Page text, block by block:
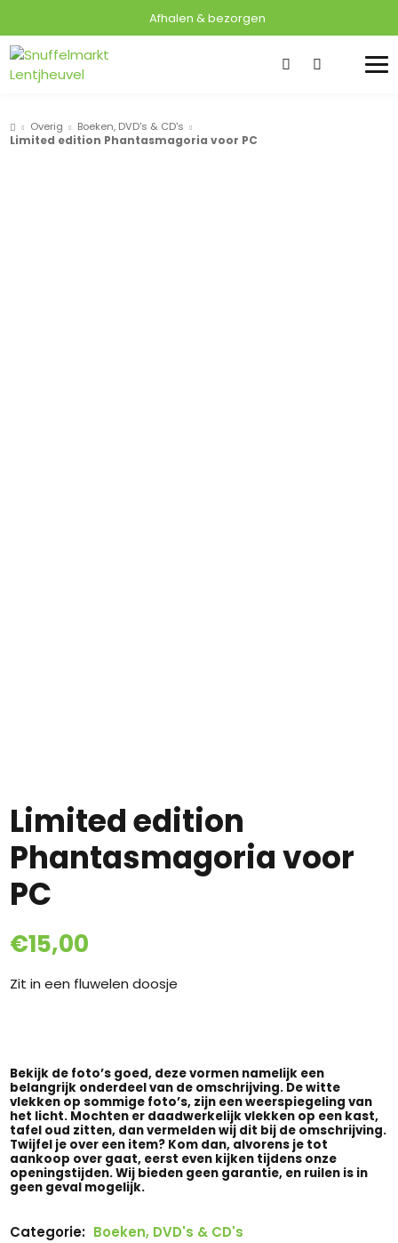
Afhalen & bezorgen
Overig Boeken, DVD's & CD's
Limited edition Phantasmagoria voor PC
Limited edition
Phantasmagoria voor
PC
€15,00
Zit in een fluwelen doosje
Bekijk de foto’s goed, deze vormen namelijk een
belangrijk onderdeel van de omschrijving. De witte
vlekken op sommige foto’s, zijn een weerspiegeling van
het licht. Mochten er daadwerkelijk vlekken op een kast,
tafel oud zitten, dan vermelden wij dit bij de omschrijving.
Twijfel je over een item? Kom dan, alvorens je tot
aankoop over gaat, eerst even kijken tijdens onze
openingstijden. Wij bieden geen garantie, en ruilen is in
geen geval mogelijk.
Categorie: Boeken, DVD's & CD's